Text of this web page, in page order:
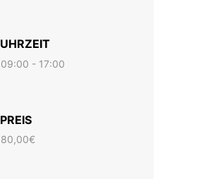
UHRZEIT
09:00 - 17:00
PREIS
80,00€